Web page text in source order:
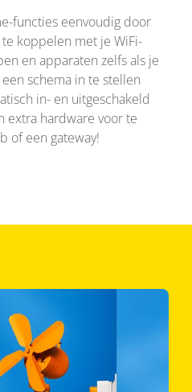
functies eenvoudig door
koppelen met je WiFi-
en apparaten zelfs als je
schema in te stellen
in- en uitgeschakeld
extra hardware voor te
of een gateway!